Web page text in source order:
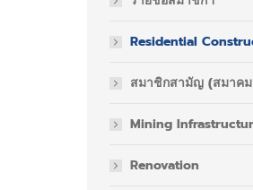
Residential
สมาชิกสามัญ (สมาคม
Mining
Renovation